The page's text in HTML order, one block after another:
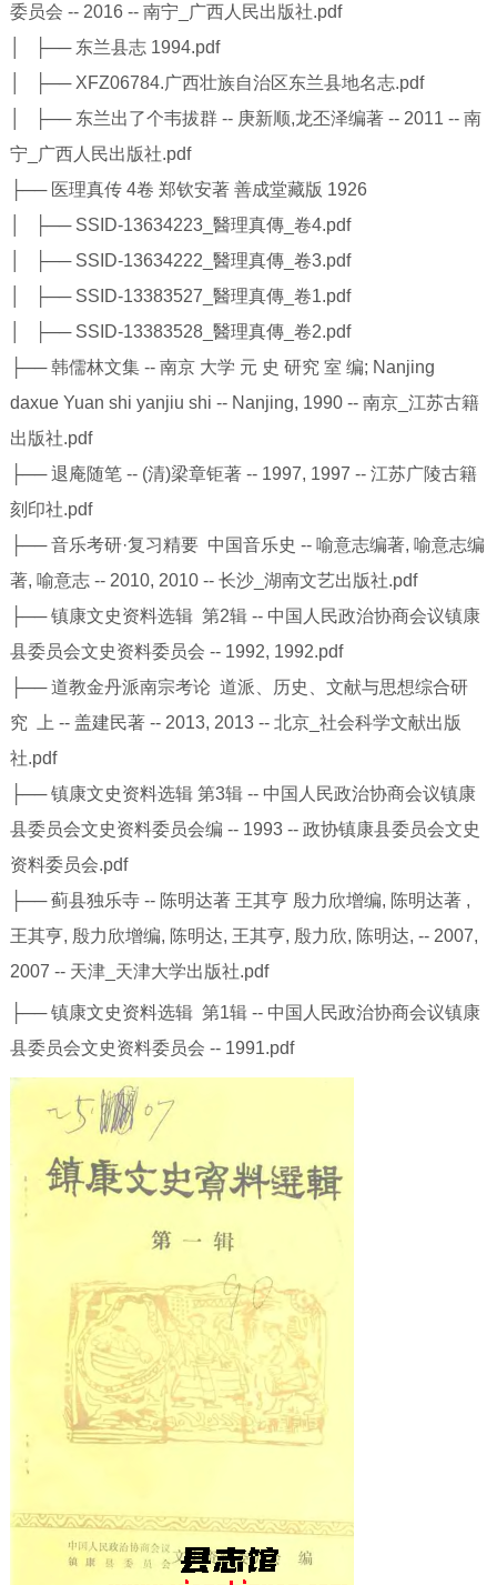
委员会 -- 2016 -- 南宁_广西人民出版社.pdf
│ ├── 东兰县志 1994.pdf
│ ├── XFZ06784.广西壮族自治区东兰县地名志.pdf
│ ├── 东兰出了个韦拔群 -- 庚新顺,龙丕泽编著 -- 2011 -- 南
宁_广西人民出版社.pdf
├── 医理真传 4卷 郑钦安著 善成堂藏版 1926
│ ├── SSID-13634223_醫理真傳_卷4.pdf
│ ├── SSID-13634222_醫理真傳_卷3.pdf
│ ├── SSID-13383527_醫理真傳_卷1.pdf
│ ├── SSID-13383528_醫理真傳_卷2.pdf
├── 韩儒林文集 -- 南京 大学 元 史 研究 室 编; Nanjing
daxue Yuan shi yanjiu shi -- Nanjing, 1990 -- 南京_江苏古籍
出版社.pdf
├── 退庵随笔 -- (清)梁章钜著 -- 1997, 1997 -- 江苏广陵古籍
刻印社.pdf
├── 音乐考研·复习精要 中国音乐史 -- 喻意志编著, 喻意志编
著, 喻意志 -- 2010, 2010 -- 长沙_湖南文艺出版社.pdf
├── 镇康文史资料选辑 第2辑 -- 中国人民政治协商会议镇康
县委员会文史资料委员会 -- 1992, 1992.pdf
├── 道教金丹派南宗考论 道派、历史、文献与思想综合研
究 上 -- 盖建民著 -- 2013, 2013 -- 北京_社会科学文献出版
社.pdf
├── 镇康文史资料选辑 第3辑 -- 中国人民政治协商会议镇康
县委员会文史资料委员会编 -- 1993 -- 政协镇康县委员会文史
资料委员会.pdf
├── 蓟县独乐寺 -- 陈明达著 王其亨 殷力欣增编, 陈明达著 ,
王其亨, 殷力欣增编, 陈明达, 王其亨, 殷力欣, 陈明达, -- 2007,
2007 -- 天津_天津大学出版社.pdf
├── 镇康文史资料选辑 第1辑 -- 中国人民政治协商会议镇康
县委员会文史资料委员会 -- 1991.pdf